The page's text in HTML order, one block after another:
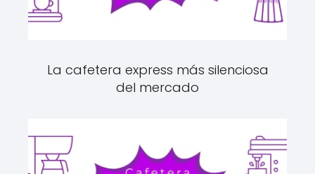
La cafetera express más silenciosa
del mercado